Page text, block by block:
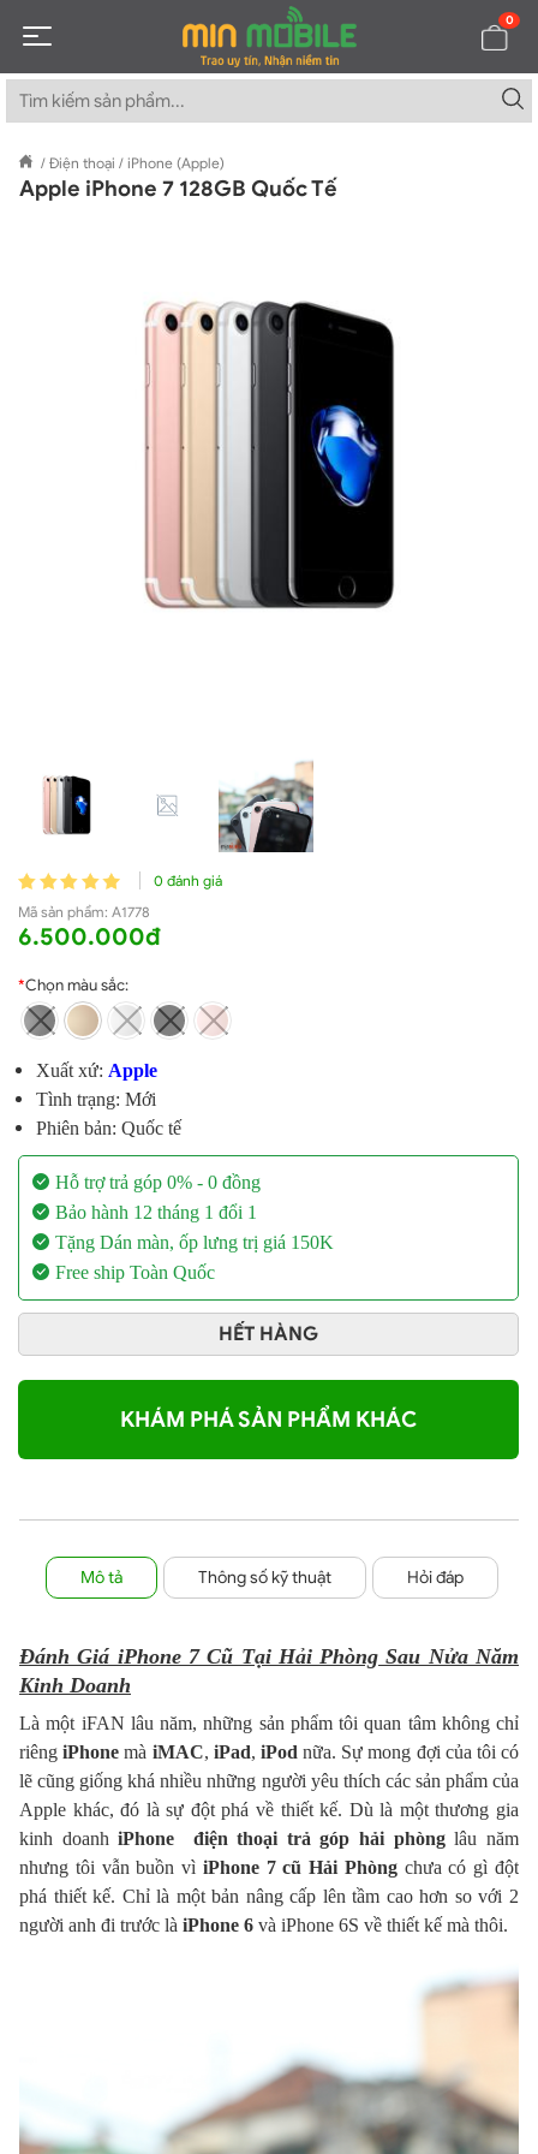
0
/ Điện thoại / iPhone (Apple)
Apple iPhone 7 128GB Quốc Tế
0 đánh giá
Mã sản phẩm: A1778
6.500.000đ
*Chọn màu sắc:
Xuất xứ: Apple
Tình trạng: Mới
Phiên bản: Quốc tế
Hỗ trợ trả góp 0% - 0 đồng
Bảo hành 12 tháng 1 đổi 1
Tặng Dán màn, ốp lưng trị giá 150K
Free ship Toàn Quốc
HẾT HÀNG
KHÁM PHÁ SẢN PHẨM KHÁC
Mô tả Thông số kỹ thuật Hỏi đáp
Đánh Giá iPhone 7 Cũ Tại Hải Phòng Sau Nửa Năm
Kinh Doanh
Là một iFAN lâu năm, những sản phẩm tôi quan tâm không chỉ
riêngiPhone mà iMAC, iPad, iPod nữa. Sự mong đợi của tôi có
lẽ cũng giống khá nhiều những người yêu thích các sản phẩm của
Apple khác, đó là sự đột phá về thiết kế. Dù là một thương gia
kinh doanhiPhone điện thoại trả góp hải phònglâu năm
nhưng tôi vẫn buồn vì iPhone 7 cũ Hải Phòngchưa có gì đột
phá thiết kế. Chỉ là một bản nâng cấp lên tầm cao hơn so với 2
người anh đi trước là iPhone 6 và iPhone 6S về thiết kế mà thôi.